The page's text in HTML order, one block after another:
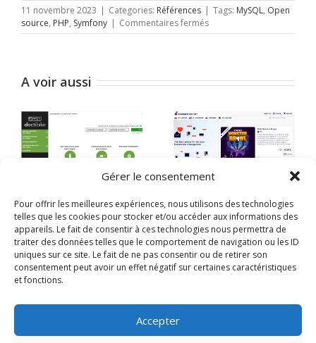
Gérer le consentement
Pour offrir les meilleures expériences, nous utilisons des technologies
telles que les cookies pour stocker et/ou accéder aux informations des
appareils. Le fait de consentir à ces technologies nous permettra de
traiter des données telles que le comportement de navigation ou les ID
uniques sur ce site. Le fait de ne pas consentir ou de retirer son
consentement peut avoir un effet négatif sur certaines caractéristiques
et fonctions.
Accepter
11 novembre 2023 | Categories: Références | Tags: MySQL, Open
source, PHP, Symfony | Commentaires ferméssur
La
–
A voir aussi
Mario Bertulli
2 mars 2026 |
Commentaires ferméssur
Mario
Bertulli
Homebrew factory
26 mars 2025 |
Commentaires fermés sur
Homebrew
factory